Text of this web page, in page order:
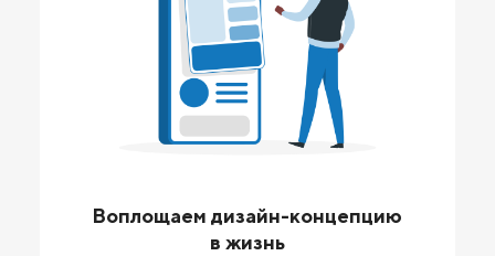
Воплощаем дизайн-концепцию
в жизнь